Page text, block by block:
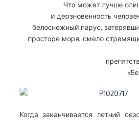
Что может лучше
и дерзновенность
белоснежный парус,
просторе моря, смело
Когда заканчивается летний